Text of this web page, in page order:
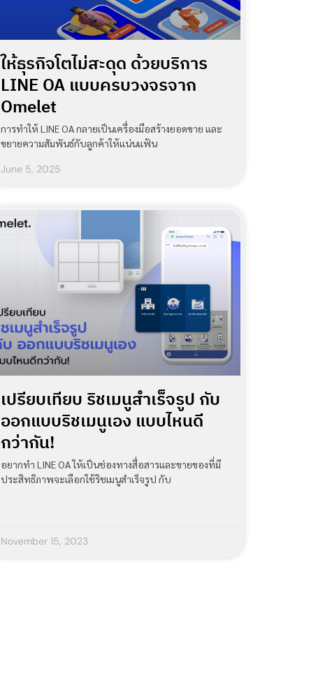
ให้ธุรกิจโตไม่สะดุด ด้วยบริการ
LINE OA แบบครบวงจรจาก
Omelet
การทำให้ LINE OA กลายเป็นเครื่องมือสร้างยอดขาย และ
ขยายความสัมพันธ์กับลูกค้าให้แน่นแฟ้น
June 5, 2025
เปรียบเทียบ ริชเมนูสำเร็จรูป กับ
ออกแบบริชเมนูเอง แบบไหนดี
กว่ากัน!
อยากทำ LINE OA ให้เป็นช่องทางสื่อสารและขายของที่มี
ประสิทธิภาพจะเลือกใช้ริชเมนูสำเร็จรูป กับ
November 15, 2023